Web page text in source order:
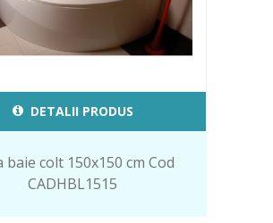
DETALII PRODUS
baie colt 150x150 cm Cod
CADHBL1515